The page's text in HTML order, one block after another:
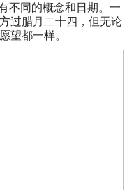
不同的概念和日期。一
过腊月二十四，但无论
望都一样。